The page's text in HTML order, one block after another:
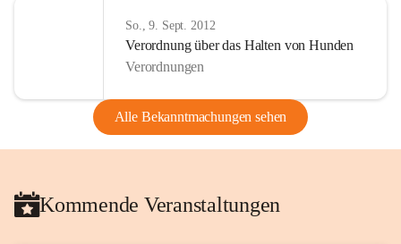
So., 9. Sept. 2012
Verordnung über das Halten von Hunden
Verordnungen
Alle Bekanntmachungen sehen
Kommende Veranstaltungen